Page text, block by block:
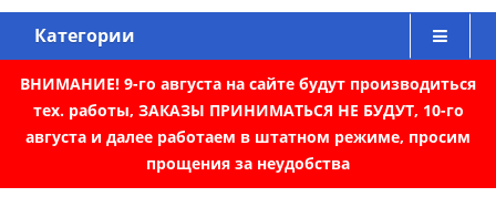
Категории
ВНИМАНИЕ! 9-го августа на сайте будут производиться
тех. работы, ЗАКАЗЫ ПРИНИМАТЬСЯ НЕ БУДУТ, 10-го
августа и далее работаем в штатном режиме, просим
прощения за неудобства